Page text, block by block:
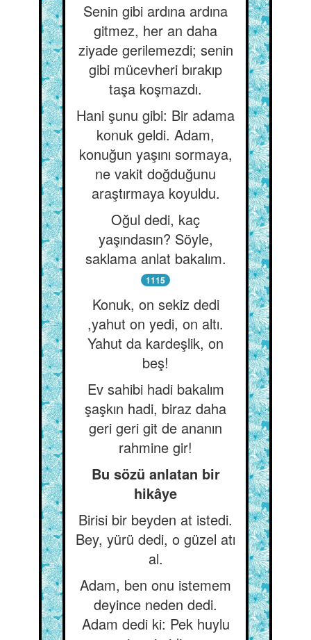
Senin gibi ardına ardına
gitmez, her an daha
ziyade gerilemezdi; senin
gibi mücevheri bırakıp
taşa koşmazdı.
Hani şunu gibi: Bir adama
konuk geldi. Adam,
konuğun yaşını sormaya,
ne vakit doğduğunu
araştırmaya koyuldu.
Oğul dedi, kaç
yaşındasın? Söyle,
saklama anlat bakalım.
1115
Konuk, on sekiz dedi
,yahut on yedi, on altı.
Yahut da kardeşlik, on
beş!
Ev sahibi hadi bakalım
şaşkın hadi, biraz daha
geri geri git de ananın
rahmine gir!
Bu sözü anlatan bir
hikâye
Birisi bir beyden at istedi.
Bey, yürü dedi, o güzel atı
al.
Adam, ben onu istemem
deyince neden dedi.
Adam dedi ki: Pek huylu